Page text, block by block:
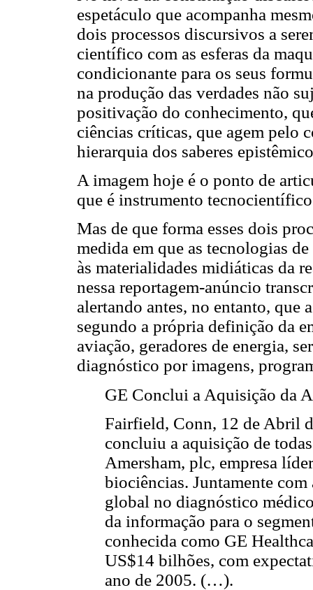
espetáculo que acompanha
dois processos discursivos a
científico com as esferas da
condicionante para os seus
na produção das verdades não
positivação do conhecimento,
ciências críticas, que agem
hierarquia dos saberes
A imagem hoje é o ponto de
que é instrumento
Mas de que forma esses dois
medida em que as tecnologias
às materialidades midiáticas da
nessa reportagem-anúncio
alertando antes, no entanto, que
segundo a própria definição da
aviação, geradores de energia,
diagnóstico por imagens,
GE Conclui a Aquisição da
Fairfield, Conn, 12 de Abril
concluiu a aquisição de
Amersham, plc, empresa
biociências. Juntamente
global no diagnóstico
da informação para o
conhecida como GE
US$14 bilhões, com
ano de 2005. (…).